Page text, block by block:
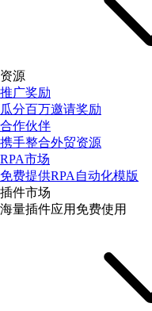
资源
推广奖励
瓜分百万邀请奖励
合作伙伴
携手整合外贸资源
RPA市场
免费提供RPA自动化模版
插件市场
海量插件应用免费使用